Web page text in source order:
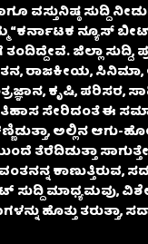
ವಸ್ತುನಿಷ್ಠ ಸುದ್ದಿ
ನ್ಯೂಸ್
ಜಿಲ್ಲಾ ಸುದ್ದಿ,
ರಾಜಕೀಯ, ಸಿನಿಮಾ,
ಕೃಷಿ, ಪರಿಸರ,
ಸೇರಿದಂತೆ ಈ
ಅಲ್ಲಿನ ಆಗು-
ತೆರೆದಿಡುತ್ತಾ
ಕಾಣುತ್ತಿರುವ,
ಸುದ್ದಿ ಮಾಧ್ಯಮವು,
ಹೊತ್ತು ತರುತ್ತಾ,